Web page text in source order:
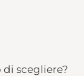
di scegliere?